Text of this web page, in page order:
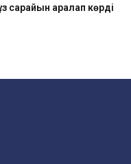
сарайын аралап көрді